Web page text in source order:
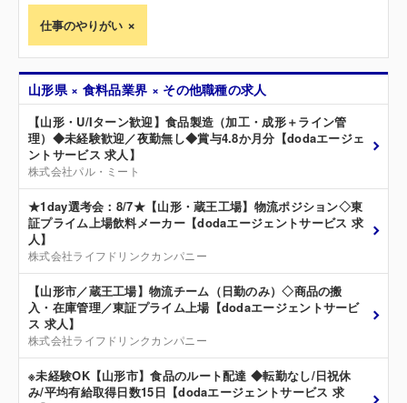
仕事のやりがい
山形県 × 食料品業界 × その他職種の求人
【山形・U/Iターン歓迎】食品製造（加工・成形＋ライン管
理）◆未経験歓迎／夜勤無し◆賞与4.8か月分【dodaエージェ
ントサービス 求人】
株式会社パル・ミート
★1day選考会：8/7★【山形・蔵王工場】物流ポジション◇東
証プライム上場飲料メーカー【dodaエージェントサービス 求
人】
株式会社ライフドリンクカンパニー
【山形市／蔵王工場】物流チーム（日勤のみ）◇商品の搬
入・在庫管理／東証プライム上場【dodaエージェントサービ
ス 求人】
株式会社ライフドリンクカンパニー
※未経験OK【山形市】食品のルート配達 ◆転勤なし/日祝休
み/平均有給取得日数15日【dodaエージェントサービス 求